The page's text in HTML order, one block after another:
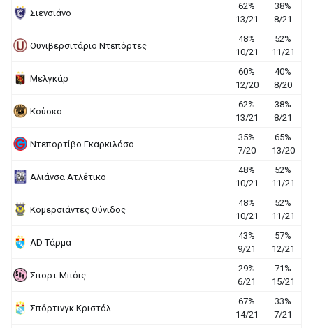
Σιενσιάνο
62%
13/21
38%
8/21
Ουνιβερσιτάριο Ντεπόρτες
48%
10/21
52%
11/21
Μελγκάρ
60%
12/20
40%
8/20
Κούσκο
62%
13/21
38%
8/21
Ντεπορτίβο Γκαρκιλάσο
35%
7/20
65%
13/20
Αλιάνσα Ατλέτικο
48%
10/21
52%
11/21
Κομερσιάντες Ούνιδος
48%
10/21
52%
11/21
AD Τάρμα
43%
9/21
57%
12/21
Σπορτ Μπόις
29%
6/21
71%
15/21
Σπόρτινγκ Κριστάλ
67%
14/21
33%
7/21